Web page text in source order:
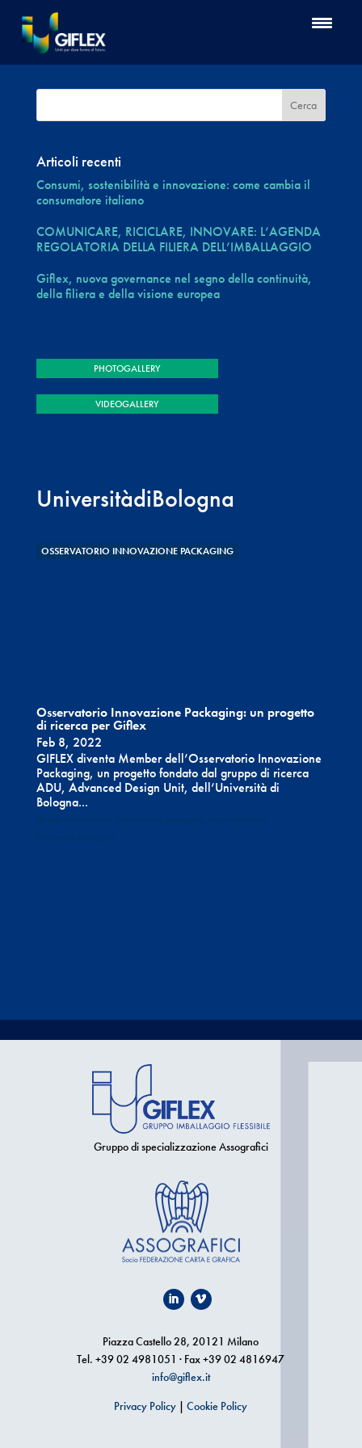
UniversitàdiBologna
OSSERVATORIO INNOVAZIONE PACKAGING
Osservatorio Innovazione Packaging: un progetto
di ricerca per Giflex
Feb 8, 2022
GIFLEX diventa Member dell’Osservatorio Innovazione
Packaging, un progetto fondato dal gruppo di ricerca
ADU, Advanced Design Unit, dell’Università di
Bologna...
Articoli recenti
Consumi, sostenibilità e innovazione: come cambia il
consumatore italiano
COMUNICARE, RICICLARE, INNOVARE: L’AGENDA
REGOLATORIA DELLA FILIERA DELL’IMBALLAGGIO
Giflex, nuova governance nel segno della continuità,
della filiera e della visione europea
PHOTOGALLERY
VIDEOGALLERY
Gruppo di specializzazione Assografici
Piazza Castello 28, 20121 Milano
Tel. +39 02 4981051 · Fax +39 02 4816947
info@giflex.it
Privacy Policy |Cookie Policy